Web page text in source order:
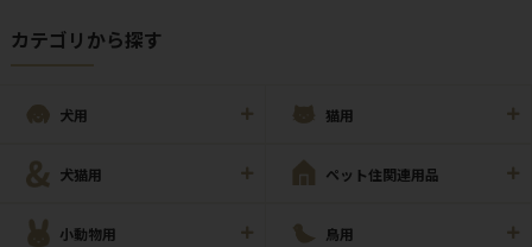
カテゴリから探す
犬用 猫用
犬猫用 ペット住関連用品
小動物用 鳥用